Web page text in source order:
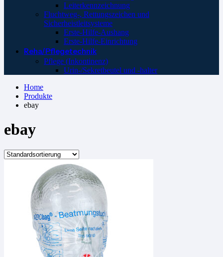
Leiterkennzeichnung
Fluchtweg-, Rettungszeichen und
Sicherheistleitsysteme
Erste-Hilfe-Aushang
Erste-Hilfe-Einrichtung
Reha/Pflegetechnik
Pflege (Inkontinenz)
Urin-/Sekretbeutel und -halter
Home
Produkte
ebay
ebay